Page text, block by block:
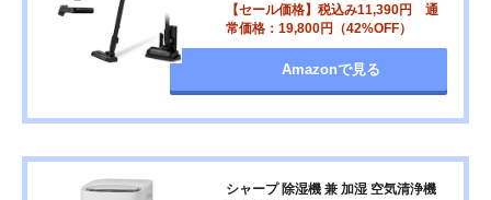
【セール価格】税込み11,390円 通
常価格：19,800円（42%OFF）
Amazonで見る
シャープ 除湿機 兼 加湿 空気清浄機